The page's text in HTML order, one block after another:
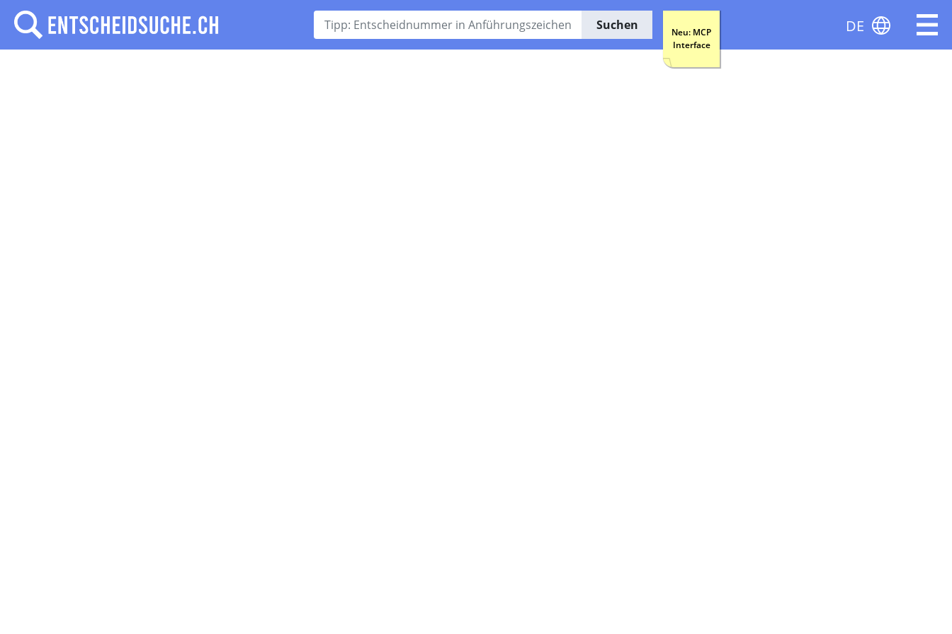
Suchen
Neu: MCP
Interface
DE